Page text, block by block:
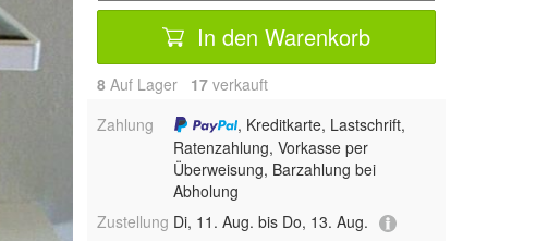
In den Warenkorb
8 Auf Lager 17 verkauft
Zahlung
, Kreditkarte, Lastschrift,
Ratenzahlung, Vorkasse per
Überweisung, Barzahlung bei
Abholung
Zustellung Di, 11. Aug. bis Do, 13. Aug.